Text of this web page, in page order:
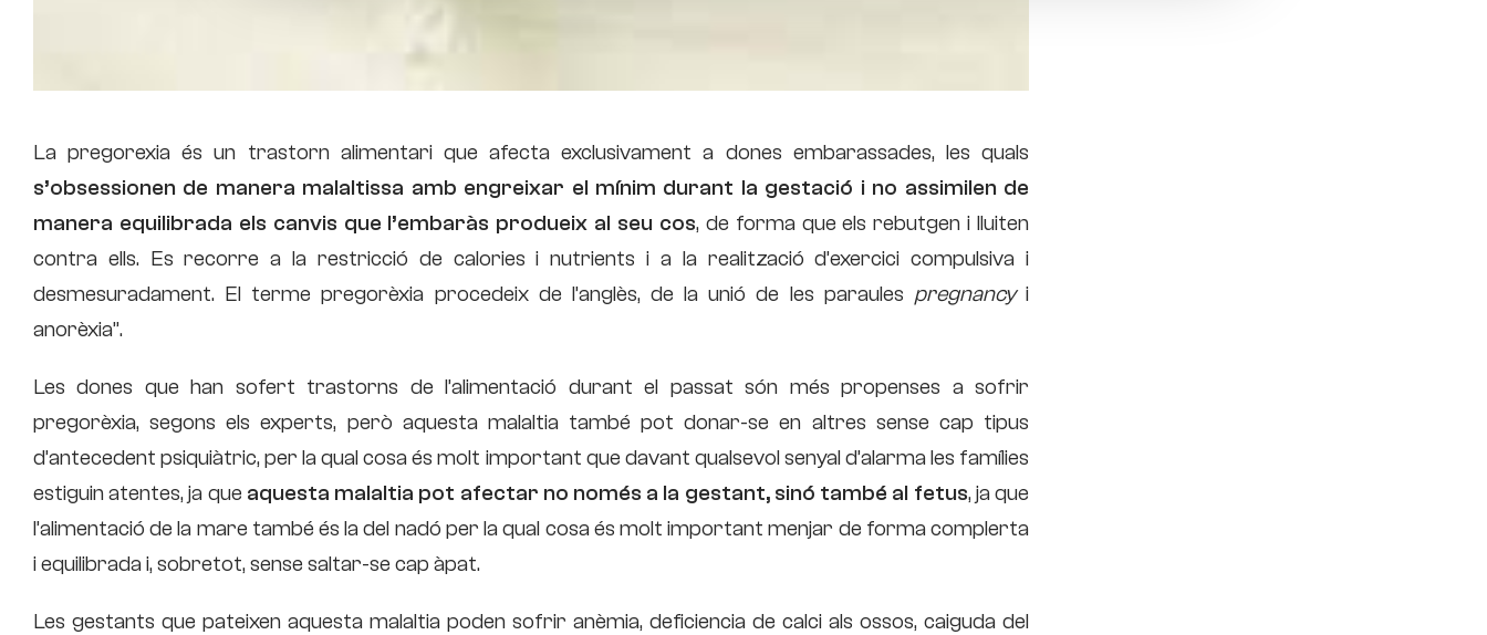
La pregorexia és un trastorn alimentari que afecta exclusivament a dones embarassades, les quals
s’obsessionen de manera malaltissa amb engreixar el mínim durant la gestació i no assimilen de
manera equilibrada els canvis que l’embaràs produeix al seu cos, de forma que els rebutgen i lluiten
contra ells. Es recorre a la restricció de calories i nutrients i a la realització d’exercici compulsiva i
desmesuradament. El terme pregorèxia procedeix de l’anglès, de la unió de les paraules pregnancyi
anorèxia”.
Les dones que han sofert trastorns de l’alimentació durant el passat són més propenses a sofrir
pregorèxia, segons els experts, però aquesta malaltia també pot donar-se en altres sense cap tipus
d’antecedent psiquiàtric, per la qual cosa és molt important que davant qualsevol senyal d’alarma les famílies
estiguin atentes, ja que aquesta malaltia pot afectar no només a la gestant, sinó també al fetus, ja que
l’alimentació de la mare també és la del nadó per la qual cosa és molt important menjar de forma complerta
i equilibrada i, sobretot, sense saltar-se cap àpat.
Les gestants que pateixen aquesta malaltia poden sofrir anèmia, deficiencia de calci als ossos, caiguda del